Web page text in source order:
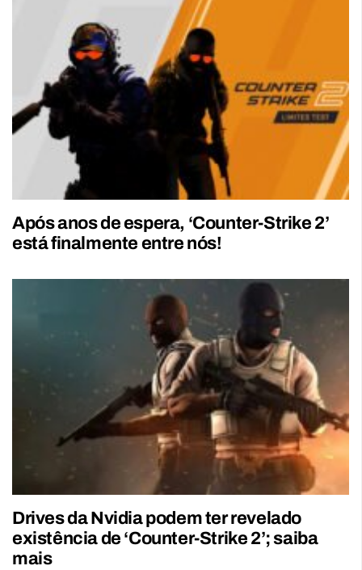
Após anos de espera, ‘Counter-Strike 2’
está finalmente entre nós!
Drives da Nvidia podem ter revelado
existência de ‘Counter-Strike 2’; saiba
mais